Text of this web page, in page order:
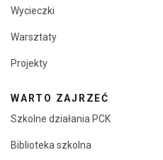
Wycieczki
Warsztaty
Projekty
WARTO ZAJRZEĆ
Szkolne działania PCK
Biblioteka szkolna